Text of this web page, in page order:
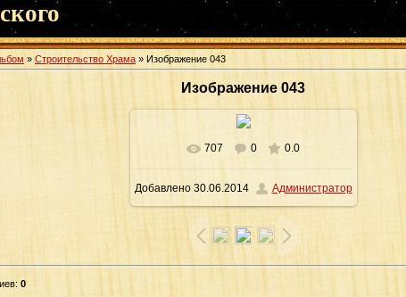
» Строительство Храма » Изображение 043
Изображение 043
В реальном размере 1600x1066
403.1Kb
707 0 0.0
Добавлено30.06.2014 Администратор
: 0